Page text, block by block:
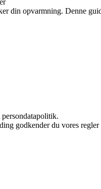
din opvarmning. Denne
godkender du vores regler